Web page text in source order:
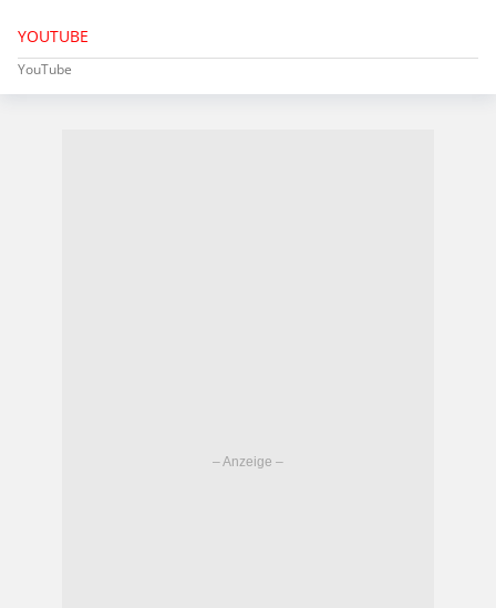
YOUTUBE
YouTube